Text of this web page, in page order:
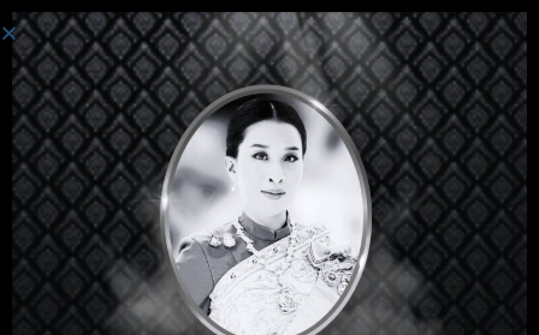
Login
Hey there, great course, right?
Do you like this course?